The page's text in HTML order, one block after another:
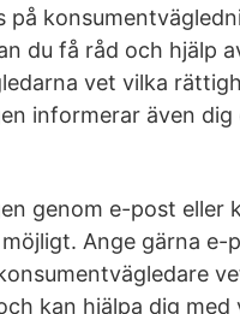
på
du få råd och hjälp
vet vilka
informerar även
genom e-post eller
Ange gärna e-
kan hjälpa dig med